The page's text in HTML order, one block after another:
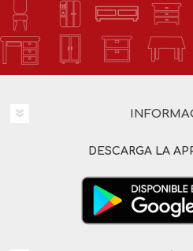
DESCARGA LA